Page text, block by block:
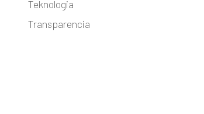
Teknologia
Transparencia